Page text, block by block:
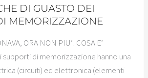
DI GUASTO DEI
MEMORIZZAZIONE
ORA NON PIU’! COSA E’
supporti di memorizzazione hanno una
(circuiti) ed elettronica (elementi